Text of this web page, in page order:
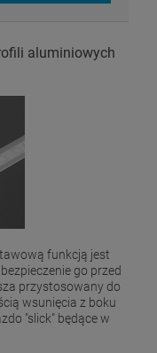
aluminiowych
funkcją jest
go przed
przystosowany do
wsunięcia z boku
"slick" będące w